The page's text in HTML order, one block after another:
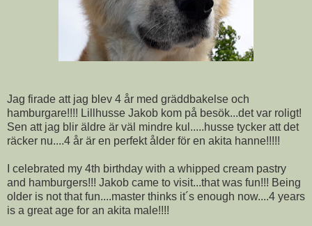
Jag firade att jag blev 4 år med gräddbakelse och
hamburgare!!!! Lillhusse Jakob kom på besök...det var roligt!
Sen att jag blir äldre är väl mindre kul.....husse tycker att det
räcker nu....4 år är en perfekt ålder för en akita hanne!!!!!
I celebrated my 4th birthday with a whipped cream pastry
and hamburgers!!! Jakob came to visit...that was fun!!! Being
older is not that fun....master thinks it´s enough now....4 years
is a great age for an akita male!!!!